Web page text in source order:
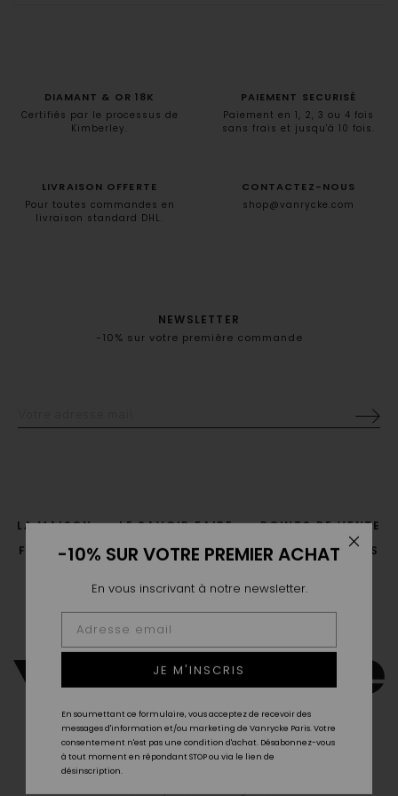
DIAMANT & OR 18K
Certifiés par le processus de
Kimberley.
PAIEMENT SECURISÉ
Paiement en 1, 2, 3 ou 4 fois
sans frais et jusqu'à 10 fois.
LIVRAISON OFFERTE
Pour toutes commandes en
livraison standard DHL.
CONTACTEZ-NOUS
shop@vanrycke.com
NEWSLETTER
-10% sur votre première commande
LA MAISON LE SAVOIR FAIRE
POINTS DE VENTE
FAQ
LIVRAISON & RETOUR
GUIDE DES TAILLES
-10% SUR VOTRE PREMIER ACHAT
En vous inscrivant à notre newsletter.
JE M'INSCRIS
En soumettant ce formulaire, vous acceptez de recevoir des
messages d'information et/ou marketing de Vanrycke Paris. Votre
consentement n'est pas une condition d'achat. Désabonnez-vous
à tout moment en répondant STOP ou via le lien de
désinscription.